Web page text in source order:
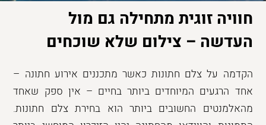
חוויה זוגית מתחילה גם מול
העדשה – צילום שלא שוכחים
הקדמה על צלם חתונות כאשר מתכננים אירוע חתונה –
אחד הרגעים המיוחדים ביותר בחיים – אין ספק שאחד
מהאלמנטים החשובים ביותר הוא בחירת צלם חתונות.